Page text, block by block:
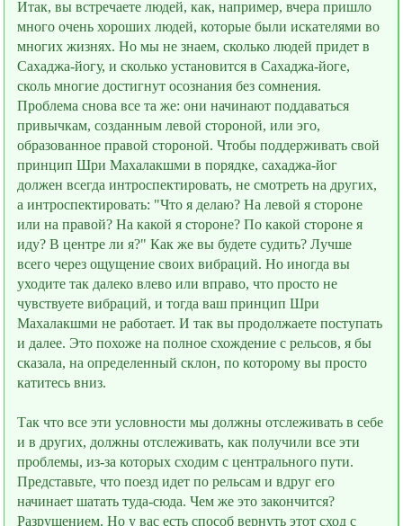
Итак, вы встречаете людей, как, например, вчера пришло
много очень хороших людей, которые были искателями во
многих жизнях. Но мы не знаем, сколько людей придeт в
Сахаджа-йогу, и сколько установится в Сахаджа-йоге,
сколь многие достигнут осознания без сомнения.
Проблема снова всe та же: они начинают поддаваться
привычкам, созданным левой стороной, или эго,
образованное правой стороной. Чтобы поддерживать свой
принцип Шри Махалакшми в порядке, сахаджа-йог
должен всегда интроспектировать, не смотреть на других,
а интроспектировать: "Что я делаю? На левой я стороне
или на правой? На какой я стороне? По какой стороне я
иду? В центре ли я?" Как же вы будете судить? Лучше
всего через ощущение своих вибраций. Но иногда вы
уходите так далеко влево или вправо, что просто не
чувствуете вибраций, и тогда ваш принцип Шри
Махалакшми не работает. И так вы продолжаете поступать
и далее. Это похоже на полное схождение с рельсов, я бы
сказала, на определенный склон, по которому вы просто
катитесь вниз.
Так что все эти условности мы должны отслеживать в себе
и в других, должны отслеживать, как получили все эти
проблемы, из-за которых сходим с центрального пути.
Представьте, что поезд идeт по рельсам и вдруг его
начинает шатать туда-сюда. Чем же это закончится?
Разрушением. Но у вас есть способ вернуть этот сход с